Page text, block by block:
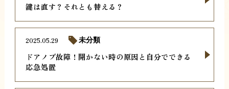
鍵は直す？それとも替える？
ドアノブ故障！開かない時の原因と自分でできる
応急処置
2025.05.29 未分類